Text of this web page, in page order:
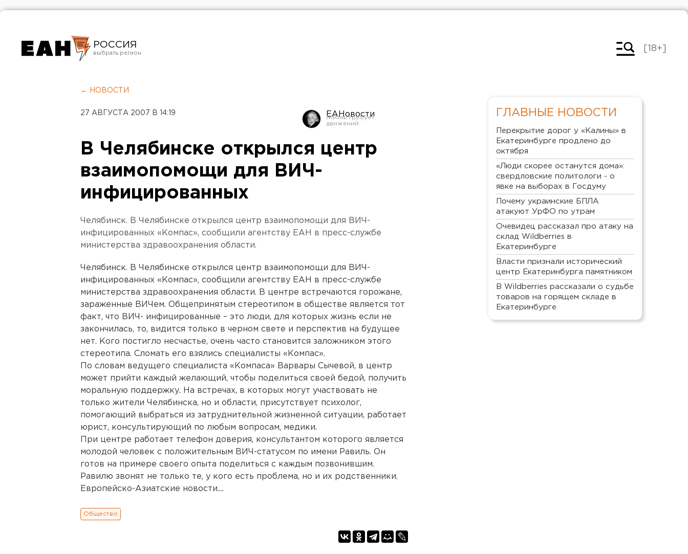
РОССИЯ
Челябинск
[18+]
← НОВОСТИ
27 АВГУСТА 2007 В 14:19 ЕАНовости
В Челябинске открылся центр
взаимопомощи для ВИЧ-
инфицированных
Челябинск. В Челябинске открылся центр взаимопомощи для ВИЧ-
инфицированных «Компас», сообщили агентству ЕАН в пресс-службе
министерства здравоохранения области.
Челябинск. В Челябинске открылся центр взаимопомощи для ВИЧ-
инфицированных «Компас», сообщили агентству ЕАН в пресс-службе
министерства здравоохранения области. В центре встречаются горожане,
зараженные ВИЧем. Общепринятым стереотипом в обществе является тот
факт, что ВИЧ- инфицированные – это люди, для которых жизнь если не
закончилась, то, видится только в черном свете и перспектив на будущее
нет. Кого постигло несчастье, очень часто становится заложником этого
стереотипа. Сломать его взялись специалисты «Компас».
По словам ведущего специалиста «Компаса» Варвары Сычевой, в центр
может прийти каждый желающий, чтобы поделиться своей бедой, получить
моральную поддержку. На встречах, в которых могут участвовать не
только жители Челябинска, но и области, присутствует психолог,
помогающий выбраться из затруднительной жизненной ситуации, работает
юрист, консультирующий по любым вопросам, медики.
При центре работает телефон доверия, консультантом которого является
молодой человек с положительным ВИЧ-статусом по имени Равиль. Он
готов на примере своего опыта поделиться с каждым позвонившим.
Равилю звонят не только те, у кого есть проблема, но и их родственники.
Европейско-Азиатские новости....
Общество
ГЛАВНЫЕ НОВОСТИ
Перекрытие дорог у «Калины» в
Екатеринбурге продлено до
октября
«Люди скорее останутся дома»:
свердловские политологи - о
явке на выборах в Госдуму
Почему украинские БПЛА
атакуют УрФО по утрам
Очевидец рассказал про атаку на
склад Wildberries в
Екатеринбурге
Власти признали исторический
центр Екатеринбурга памятником
В Wildberries рассказали о судьбе
товаров на горящем складе в
Екатеринбурге